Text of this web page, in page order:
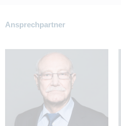
Ansprechpartner